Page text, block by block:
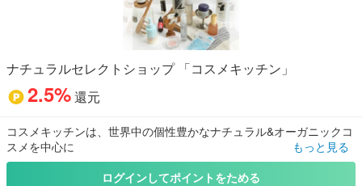
ナチュラルセレクトショップ 「コスメキッチン」
2.5%還元
コスメキッチンは、世界中の個性豊かなナチュラル&オーガニックコ
スメを中心に
アロマやハーブティー、雑貨や洗剤など、ナチュラルアイテムをラ
インナップするコスメショップです。
もっと見る
ログインしてポイントをためる